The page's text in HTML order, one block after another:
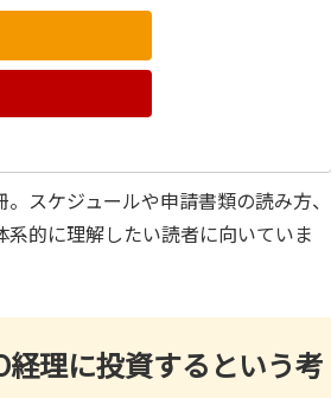
スケジュールや申請書類の読み方、
的に理解したい読者に向いていま
理に投資するという考